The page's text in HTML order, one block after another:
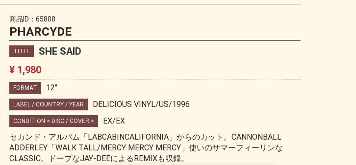
商品ID：65808
PHARCYDE
TITLE
SHE SAID
¥ 1,980
FORMAT 12"
LABEL / COUNTRY / YEAR DELICIOUS VINYL/US/1996
CONDITION < DISC / COVER >
EX/EX
セカンド・アルバム「LABCABINCALIFORNIA」からのカット。CANNONBALL
ADDERLEY「WALK TALL/MERCY MERCY MERCY」使いのサマーフィーリンな
CLASSIC。ドープなJAY-DEEによるREMIXも収録。